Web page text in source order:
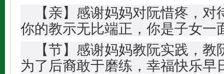
【亲】感谢妈妈对阮惜疼，
你的教示无比端正，你是子女一
【节】感谢妈妈教阮实践，
为了后裔敢于磨练，幸福快乐早